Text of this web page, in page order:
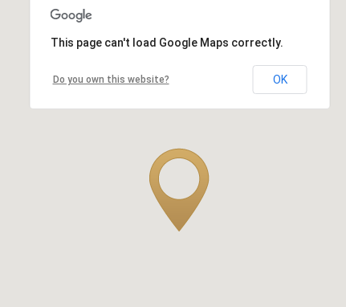
This page can't load Google Maps correctly.
Do you own this website? OK